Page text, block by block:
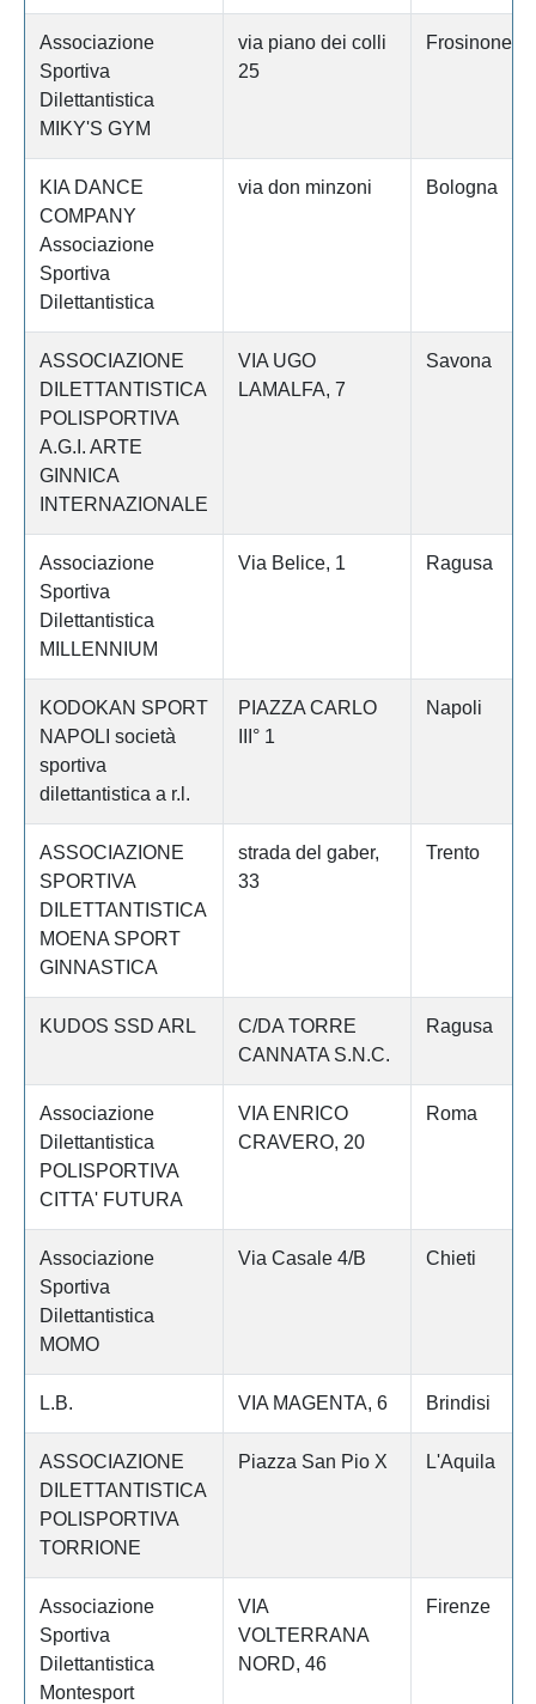
Associazione
Sportiva
Dilettantistica
MIKY'S GYM
via piano dei colli
25
Frosinone
KIA DANCE
COMPANY
Associazione
Sportiva
Dilettantistica
via don minzoni Bologna
ASSOCIAZIONE
DILETTANTISTICA
POLISPORTIVA
A.G.I. ARTE
GINNICA
INTERNAZIONALE
VIA UGO
LAMALFA, 7
Savona
Associazione
Sportiva
Dilettantistica
MILLENNIUM
Via Belice, 1 Ragusa
KODOKAN SPORT
NAPOLI società
sportiva
dilettantistica a r.l.
PIAZZA CARLO
III° 1
Napoli
ASSOCIAZIONE
SPORTIVA
DILETTANTISTICA
MOENA SPORT
GINNASTICA
strada del gaber,
33
Trento
KUDOS SSD ARL
C/DA TORRE
CANNATA S.N.C.
Ragusa
Associazione
Dilettantistica
POLISPORTIVA
CITTA' FUTURA
VIA ENRICO
CRAVERO, 20
Roma
Associazione
Sportiva
Dilettantistica
MOMO
Via Casale 4/B Chieti
L.B. VIA MAGENTA, 6 Brindisi
ASSOCIAZIONE
DILETTANTISTICA
POLISPORTIVA
TORRIONE
Piazza San Pio X L'Aquila
Associazione
Sportiva
Dilettantistica
Montesport
VIA
VOLTERRANA
NORD, 46
Firenze